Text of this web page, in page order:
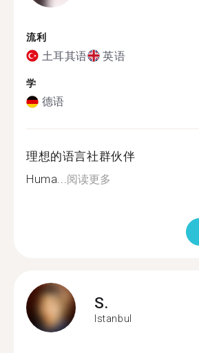
流利
土耳其语 英语
学
德语
理想的语言社群伙伴
Huma...阅读更多
S.
Istanbul